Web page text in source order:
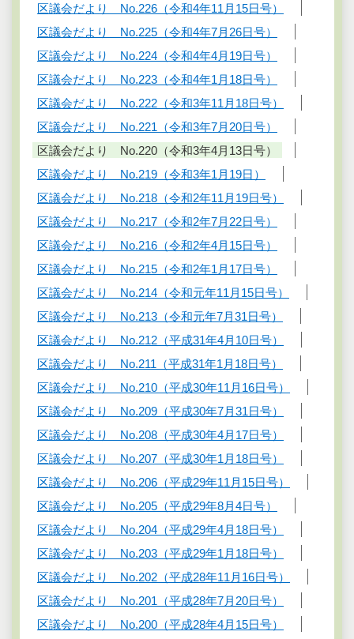
区議会だより No.226（令和4年11月15日号）
区議会だより No.225（令和4年7月26日号）
区議会だより No.224（令和4年4月19日号）
区議会だより No.223（令和4年1月18日号）
区議会だより No.222（令和3年11月18日号）
区議会だより No.221（令和3年7月20日号）
区議会だより No.220（令和3年4月13日号）
区議会だより No.219（令和3年1月19日）
区議会だより No.218（令和2年11月19日号）
区議会だより No.217（令和2年7月22日号）
区議会だより No.216（令和2年4月15日号）
区議会だより No.215（令和2年1月17日号）
区議会だより No.214（令和元年11月15日号）
区議会だより No.213（令和元年7月31日号）
区議会だより No.212（平成31年4月10日号）
区議会だより No.211（平成31年1月18日号）
区議会だより No.210（平成30年11月16日号）
区議会だより No.209（平成30年7月31日号）
区議会だより No.208（平成30年4月17日号）
区議会だより No.207（平成30年1月18日号）
区議会だより No.206（平成29年11月15日号）
区議会だより No.205（平成29年8月4日号）
区議会だより No.204（平成29年4月18日号）
区議会だより No.203（平成29年1月18日号）
区議会だより No.202（平成28年11月16日号）
区議会だより No.201（平成28年7月20日号）
区議会だより No.200（平成28年4月15日号）